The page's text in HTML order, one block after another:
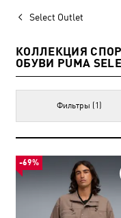
Select Outlet
КОЛЛЕКЦИЯ
ОБУВИ PUMA
Фильтры (1)
-69%